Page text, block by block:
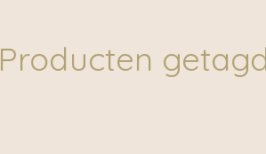
Producten